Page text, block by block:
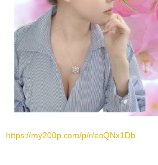
https://my200p.com/p/r/eoQNx1Db